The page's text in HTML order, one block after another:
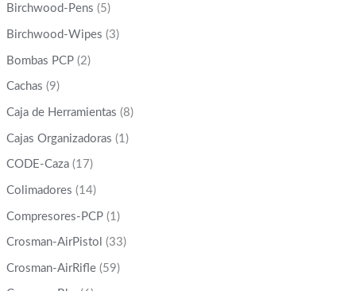
Birchwood-Pens (5)
Birchwood-Wipes (3)
Bombas PCP (2)
Cachas (9)
Caja de Herramientas (8)
Cajas Organizadoras (1)
CODE-Caza (17)
Colimadores (14)
Compresores-PCP (1)
Crosman-AirPistol (33)
Crosman-AirRifle (59)